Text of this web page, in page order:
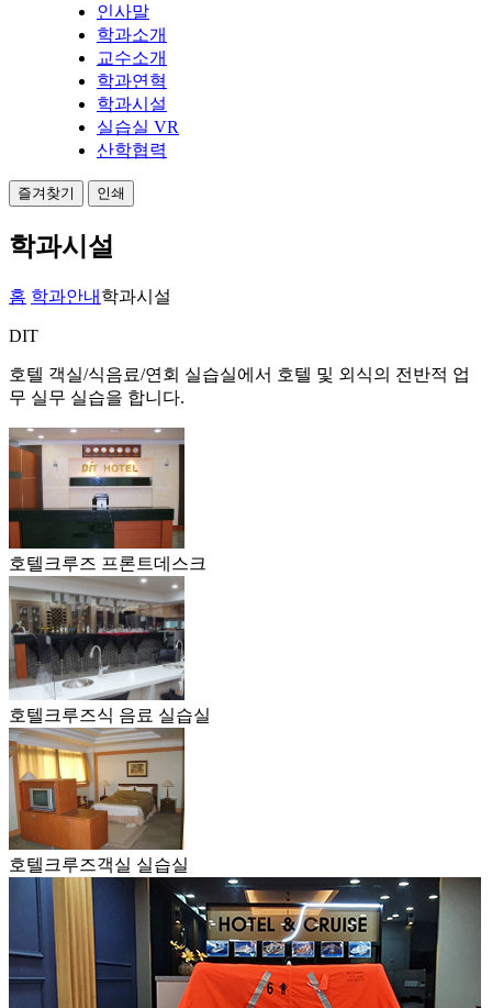
인사말
학과소개
교수소개
학과연혁
학과시설
실습실 VR
산학협력
즐겨찾기 인쇄
학과시설
홈 학과안내 학과시설
DIT
호텔 객실/식음료/연회 실습실에서 호텔 및 외식의 전반적 업
무 실무 실습을 합니다.
호텔크루즈 프론트데스크
호텔크루즈식 음료 실습실
호텔크루즈객실 실습실